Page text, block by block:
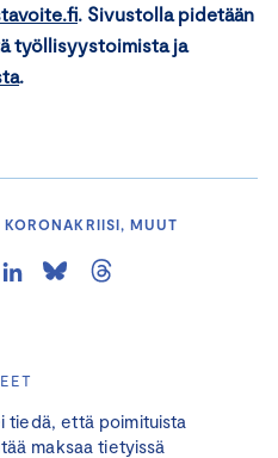
tiedä, että poimituista
maksaa tietyissä
. Sivustolla pidetään
työllisyystoimista ja
.
KORONAKRIISI, MUUT